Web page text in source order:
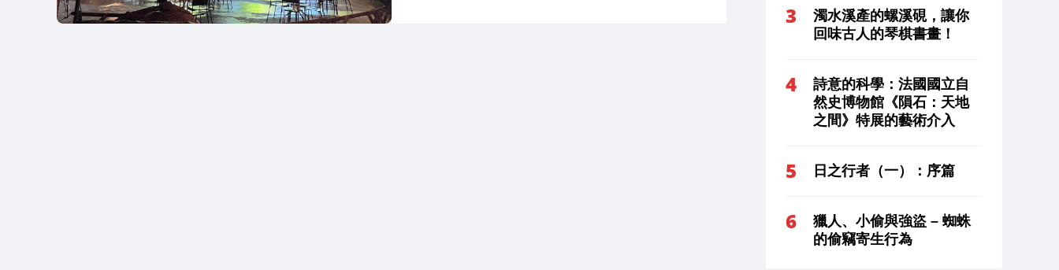
濁水溪產的螺溪硯，讓你
回味古人的琴棋書畫！
詩意的科學：法國國立自
然史博物館《隕石：天地
之間》特展的藝術介入
日之行者（一）：序篇
獵人、小偷與強盜 – 蜘蛛
的偷竊寄生行為